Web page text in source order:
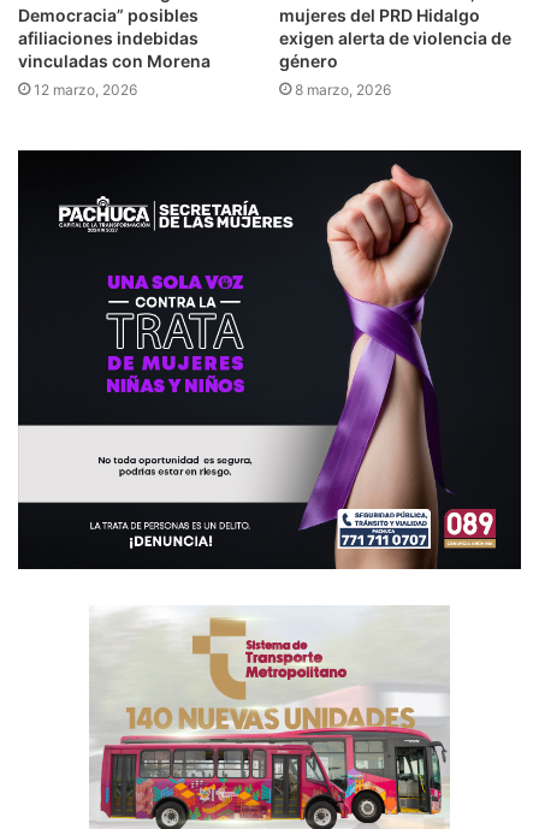
Democracia” posibles
afiliaciones indebidas
vinculadas con Morena
12 marzo, 2026
mujeres del PRD Hidalgo
exigen alerta de violencia de
género
8 marzo, 2026